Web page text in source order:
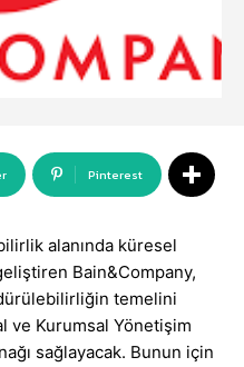
Pinterest
alanında küresel
Bain&Company,
temelini
ve Kurumsal Yönetişim
sağlayacak. Bunun için